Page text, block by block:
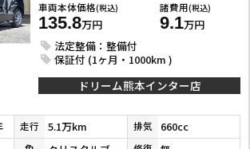
車両本体価格(税込)
135.8万円
諸費用(税込)
9.1万円
法定整備：整備付
保証付 (1ヶ月・1000km )
ドリーム熊本インター店
走行 5.1万km 排気 660cc